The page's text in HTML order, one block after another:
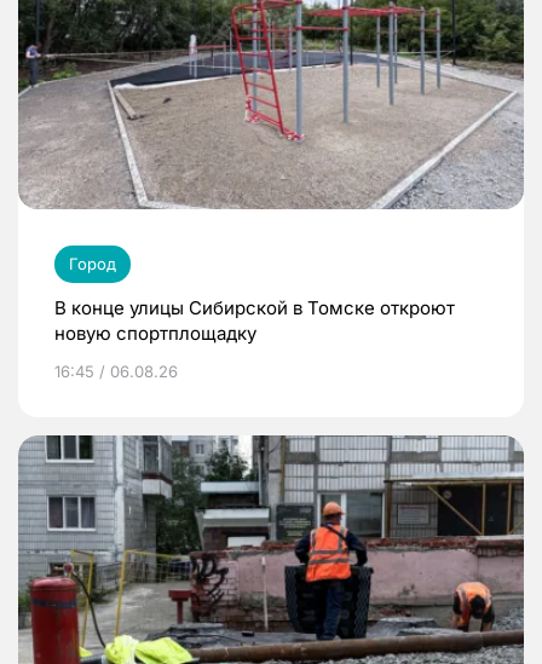
Город
В конце улицы Сибирской в Томске откроют
новую спортплощадку
16:45 / 06.08.26